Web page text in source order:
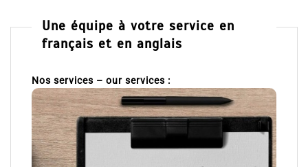
Une équipe à votre service en
français et en anglais
Nos services – our services :